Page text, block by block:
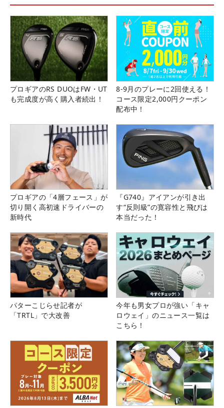
プロギアのRS DUOはFW・UT
も完成度が高く購入者続出！
8-9月のプレーに2回使える！
コース限定2,000円クーポン
配布中！
プロギアの「4層フェース」が
切り開く高初速ドライバーの
新時代
『G740』アイアンが引き出
す“反則級”の寛容性と飛びは
本当だった！
パターこじらせ記者が
「TRTL」で大改善
今年も男女プロが強い「キャ
ロウェイ」のニュース一覧は
こちら！